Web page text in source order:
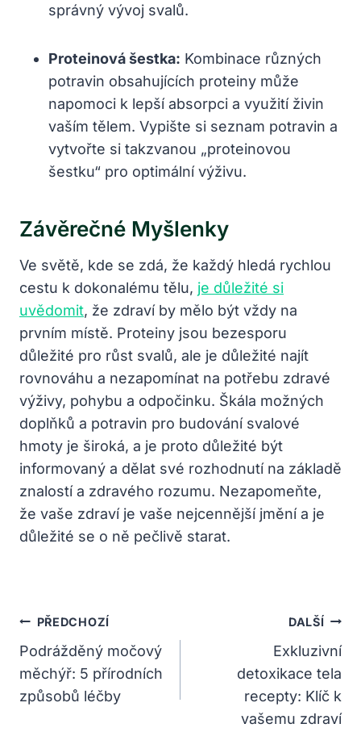
správný vývoj svalů.
Proteinová šestka: Kombinace různých
potravin obsahujících proteiny může
napomoci k lepší absorpci a využití živin
vaším tělem. Vypište si seznam potravin a
vytvořte si takzvanou „proteinovou
šestku“ pro optimální výživu.
Závěrečné Myšlenky
Ve světě, kde se zdá, že každý hledá rychlou
cestu k dokonalému tělu, je důležité si
uvědomit, že zdraví by mělo být vždy na
prvním místě. Proteiny jsou bezesporu
důležité pro růst svalů, ale je důležité najít
rovnováhu a nezapomínat na potřebu zdravé
výživy, pohybu a odpočinku. Škála možných
doplňků a potravin pro budování svalové
hmoty je široká, a je proto důležité být
informovaný a dělat své rozhodnutí na základě
znalostí a zdravého rozumu. Nezapomeňte,
že vaše zdraví je vaše nejcennější jmění a je
důležité se o ně pečlivě starat.
Navigace
Pro
Příspěvek
PŘEDCHOZÍ
Podrážděný močový
měchýř: 5 přírodních
způsobů léčby
DALŠÍ
Exkluzivní
detoxikace tela
recepty: Klíč k
vašemu zdraví